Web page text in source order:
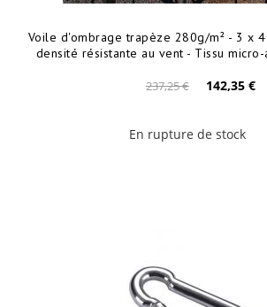
Voile d'ombrage trapèze 280g/m² - 3 x
densité résistante au vent - Tissu
237,25 € 142,35 €
En rupture de stock